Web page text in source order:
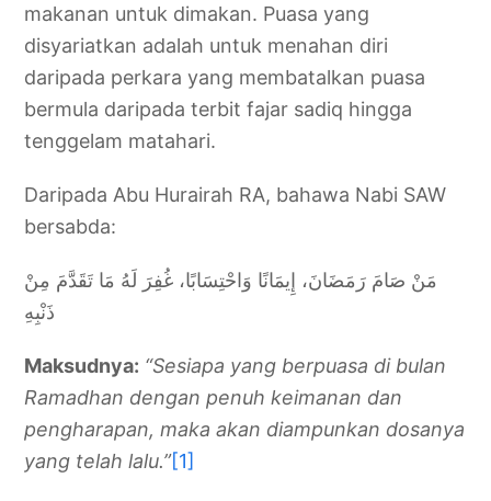
makanan untuk dimakan. Puasa yang
disyariatkan adalah untuk menahan diri
daripada perkara yang membatalkan puasa
bermula daripada terbit fajar sadiq hingga
tenggelam matahari.
Daripada Abu Hurairah RA, bahawa Nabi SAW
bersabda:
مَنْ صَامَ رَمَضَانَ، إِيمَانًا وَاحْتِسَابًا، غُفِرَ لَهُ مَا تَقَدَّمَ مِنْ
ذَنْبِهِ
Maksudnya: “Sesiapa yang berpuasa di bulan
Ramadhan dengan penuh keimanan dan
pengharapan, maka akan diampunkan dosanya
yang telah lalu.”[1]